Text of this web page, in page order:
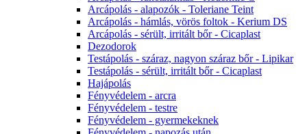
Arcápolás - alapozók - Toleriane Teint
Arcápolás - hámlás, vörös foltok - Kerium DS
Arcápolás - sérült, irritált bőr - Cicaplast
Dezodorok
Testápolás - száraz, nagyon száraz bőr - Lipikar
Testápolás - sérült, irritált bőr - Cicaplast
Hajápolás
Fényvédelem - arcra
Fényvédelem - testre
Fényvédelem - gyermekeknek